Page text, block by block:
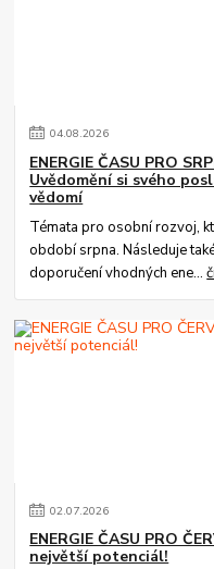
04.08.2026
ENERGIE ČASU PRO
Uvědomění si svého
vědomí
Témata pro osobní rozvoj,
období srpna. Následuje
doporučení vhodných ene...
02.07.2026
ENERGIE ČASU PRO
největší potenciál!